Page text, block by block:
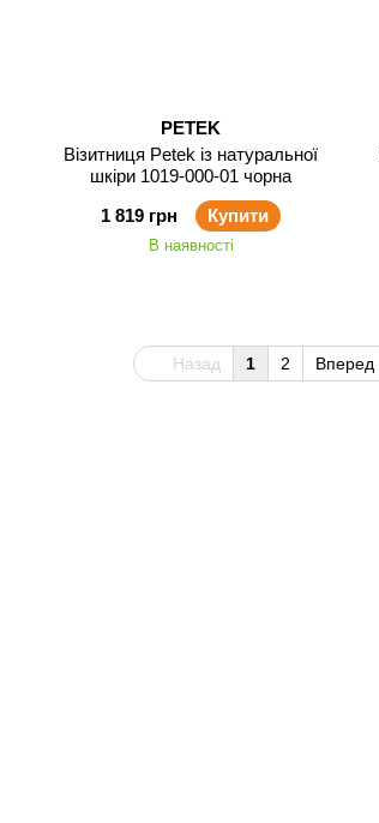
PETEK
Візитниця Petek із натуральної
шкіри 1019-000-01 чорна
1 819 грн
Купити
В наявності
Назад 1 2 Вперед